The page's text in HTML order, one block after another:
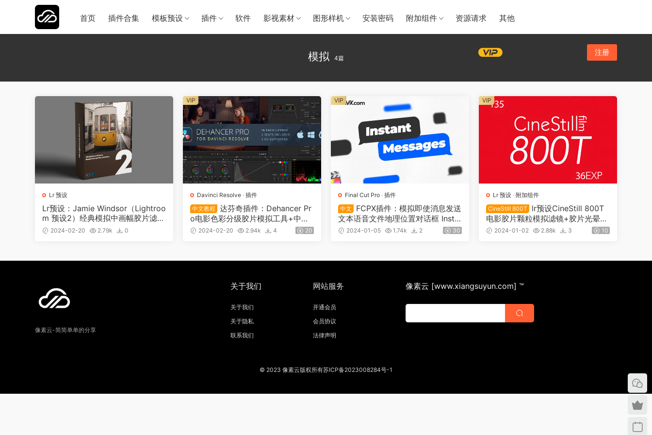
首页 插件合集 模板预设 插件 软件 影视素材 图形样机 安装密码 附加组件 资源请求 其他
注册
模拟 4篇
Lr 预设
Lr预设：Jamie Windsor（Lightroo
m 预设2）经典模拟中画幅胶片滤镜
05672024-02-20 2.79k 0
Davinci Resolve · 插件
中文教程
达芬奇插件：Dehancer Pr
o电影色彩分级胶片模拟工具+中文
教程 支持Win Mac M1 0746
2024-02-20 2.94k 4 20
VIP
Final Cut Pro · 插件
中文
FCPX插件：模拟即使消息发送
文本语音文件地理位置对话框 Insta
nt Messages 0227
2024-01-05 1.74k 2 30
VIP
Lr 预设 · 附加组件
CineStill 800T
lr预设CineStill 800T
电影胶片颗粒模拟滤镜+胶片光晕模
糊动作 0679
2024-01-02 2.88k 3 10
VIP
像素云-简简单单的分享
关于我们
关于我们
关于隐私
联系我们
网站服务
开通会员
会员协议
法律声明
像素云 [www.xiangsuyun.com] ™
© 2023 像素云版权所有苏ICP备2023008284号-1